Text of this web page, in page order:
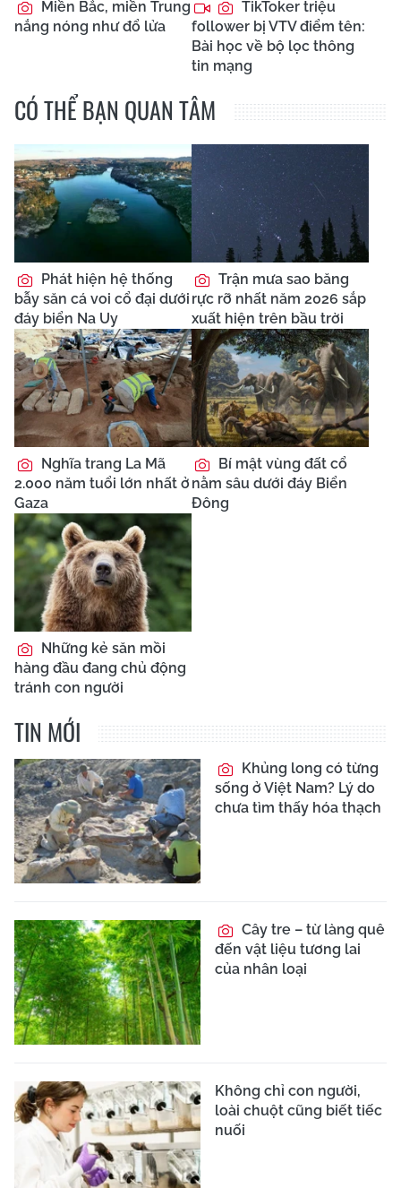
Miền Bắc, miền Trung
nắng nóng như đổ lửa
TikToker triệu
follower bị VTV điểm tên:
Bài học về bộ lọc thông
tin mạng
CÓ THỂ BẠN QUAN TÂM
Phát hiện hệ thống
bẫy săn cá voi cổ đại dưới
đáy biển Na Uy
Trận mưa sao băng
rực rỡ nhất năm 2026 sắp
xuất hiện trên bầu trời
Nghĩa trang La Mã
2.000 năm tuổi lớn nhất ở
Gaza
Bí mật vùng đất cổ
nằm sâu dưới đáy Biển
Đông
Những kẻ săn mồi
hàng đầu đang chủ động
tránh con người
TIN MỚI
Khủng long có từng
sống ở Việt Nam? Lý do
chưa tìm thấy hóa thạch
Cây tre – từ làng quê
đến vật liệu tương lai
của nhân loại
Không chỉ con người,
loài chuột cũng biết tiếc
nuối